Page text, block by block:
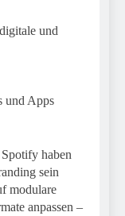
und
und Apps
haben
sein
modulare
anpassen –